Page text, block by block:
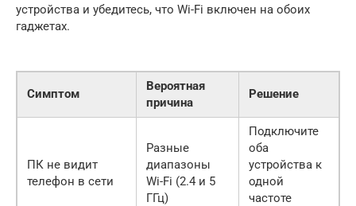
устройства и убедитесь, что Wi-Fi включен на обоих
гаджетах.
Симптом
Вероятная
причина
Решение
ПК не видит
телефон в сети
Разные
диапазоны
Wi-Fi (2.4 и 5
ГГц)
Подключите
оба
устройства к
одной
частоте